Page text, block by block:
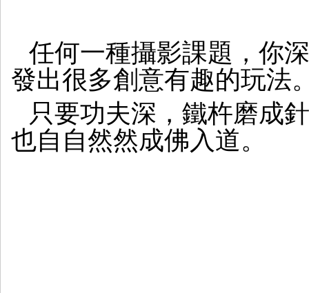
任何一種攝影課題，你
發出很多創意有趣的玩法
只要功夫深，鐵杵磨成
也自自然然成佛入道。